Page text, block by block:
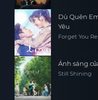
Dù Quên
Yêu
Forget You
Ánh sáng
Still Shining